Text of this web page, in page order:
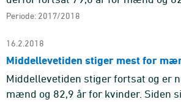
foråret 2018 var landet ramt af
Periode: 2017/2018
16.2.2018
Middellevetiden stiger mest for
Middellevetiden stiger fortsat og er
mænd og 82,9 år for kvinder. Siden